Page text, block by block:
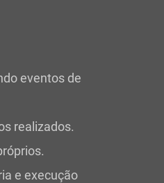
eventos de
realizados.
e execução